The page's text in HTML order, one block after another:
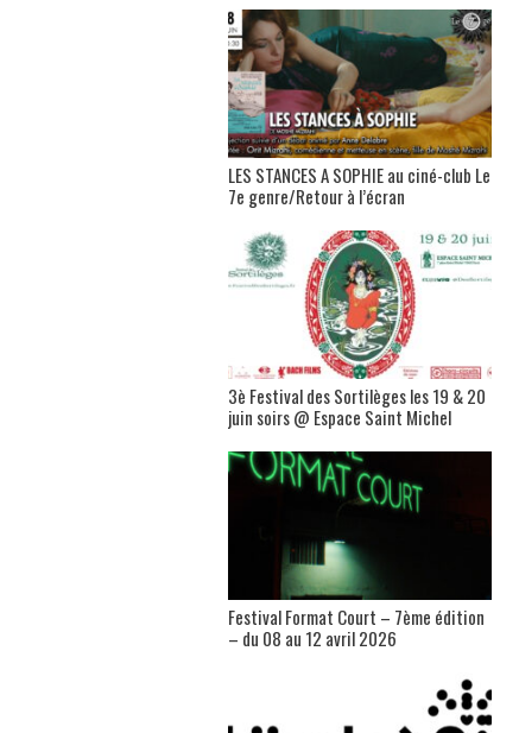
LES STANCES A SOPHIE au ciné-club Le
7e genre/Retour à l’écran
3è Festival des Sortilèges les 19 & 20
juin soirs @ Espace Saint Michel
Festival Format Court – 7ème édition
– du 08 au 12 avril 2026